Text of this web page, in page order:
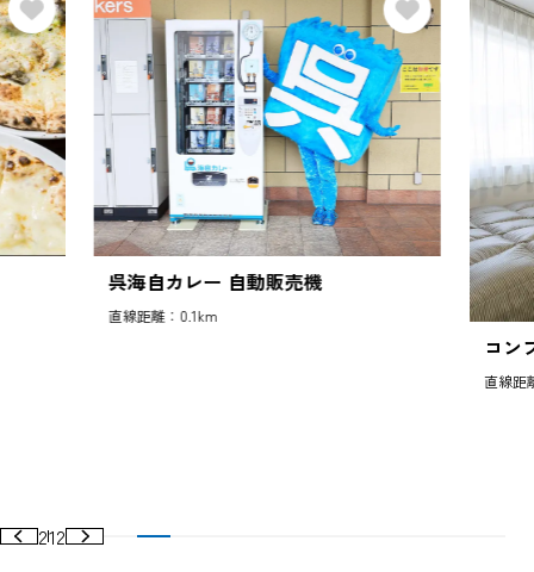
呉海自カレー 自動販売機
直線距離：0.1km
コン
直線距
212